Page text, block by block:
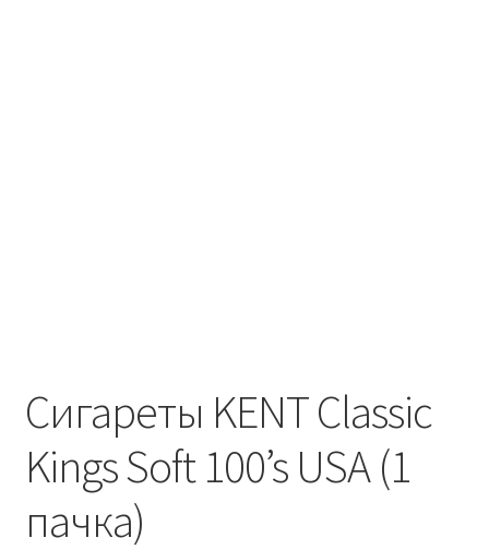
Сигареты KENT Classic
Kings Soft 100’s USA (1
пачка)